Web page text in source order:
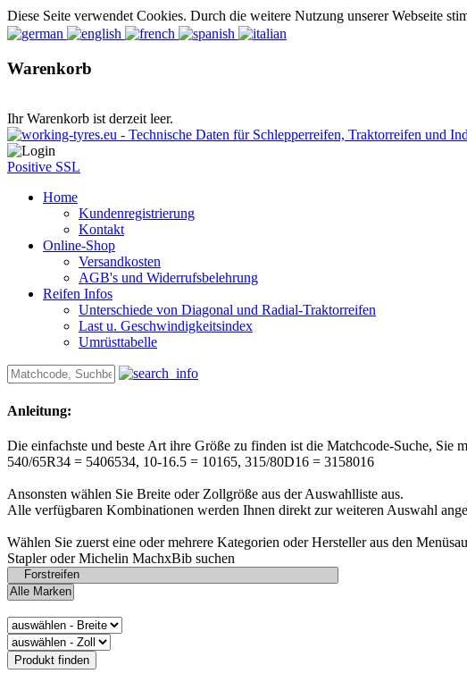
Diese Seite verwendet Cookies. Durch die weitere Nutzung unserer Webseite
Warenkorb
Ihr Warenkorb ist derzeit leer.
Positive SSL
Home
Kundenregistrierung
Kontakt
Online-Shop
Versandkosten
AGB's und Widerrufsbelehrung
Reifen Infos
Unterschiede von Diagonal und Radial-Traktorreifen
Last u. Geschwindigkeitsindex
Umrüsttabelle
Anleitung:
Die einfachste und beste Art ihre Größe zu finden ist die Matchcode-Suche, Sie
540/65R34 = 5406534, 10-16.5 = 10165, 315/80D16 = 3158016
Ansonsten wählen Sie Breite oder Zollgröße aus der Auswahlliste aus.
Alle verfügbaren Kombinationen werden Ihnen direkt zur weiteren Auswahl
Wählen Sie zuerst eine oder mehrere Kategorien oder Hersteller aus den
Stapler oder Michelin MachxBib suchen